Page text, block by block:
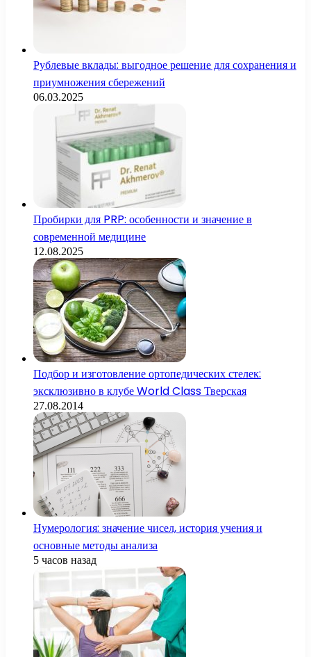
Рублевые вклады: выгодное решение для сохранения и
приумножения сбережений
06.03.2025
Пробирки для PRP: особенности и значение в
современной медицине
12.08.2025
Подбор и изготовление ортопедических стелек:
эксклюзивно в клубе World Class Тверская
27.08.2014
Нумерология: значение чисел, история учения и
основные методы анализа
5 часов назад